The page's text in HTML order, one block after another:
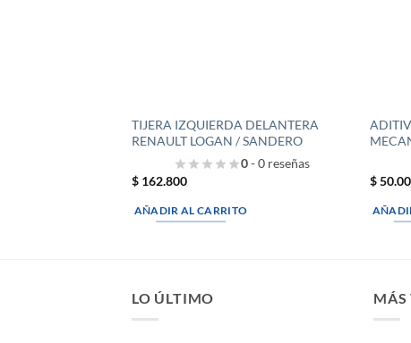
TIJERA IZQUIERDA DELANTERA
RENAULT LOGAN / SANDERO
0- 0 reseñas
$162.800
AÑADIR AL CARRITO
$
LO ÚLTIMO MÁS